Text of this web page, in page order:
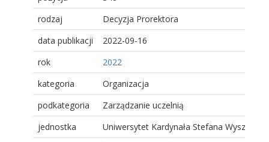
rodzaj
Decyzja Prorektora
data publikacji
2022-09-16
rok
2022
kategoria
Organizacja
podkategoria
Zarządzanie uczelnią
jednostka
Uniwersytet Kardynała Stefana